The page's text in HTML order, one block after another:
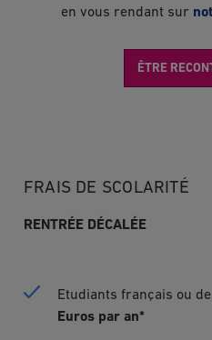
en vous rendant sur
ÊTRE
FRAIS DE SCOLARITÉ
RENTRÉE DÉCALÉE
Etudiants français ou
Euros par an*